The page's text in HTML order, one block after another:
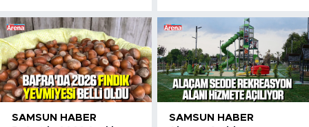
SAMSUN HABER SAMSUN HABER